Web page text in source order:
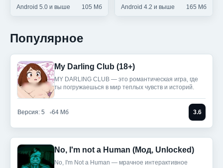
Android 5.0 и выше 105 Мб Android 4.2 и выше 165 Мб
Популярное
My Darling Club (18+)
MY DARLING CLUB — это романтическая игра, где
ты погружаешься в мир теплых чувств и историй.
Версия: 5 64 Мб 3.6
No, I'm not a Human (Мод, Unlocked)
No, I'm Not a Human — мрачное интерактивное